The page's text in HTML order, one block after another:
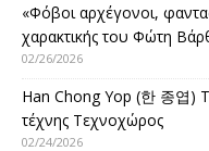
«Φόβοι αρχέγονοι,
χαρακτικής του Φώτη
02/26/2026
Han Chong Yop (한 종엽)
τέχνης Τεχνοχώρος
02/24/2026